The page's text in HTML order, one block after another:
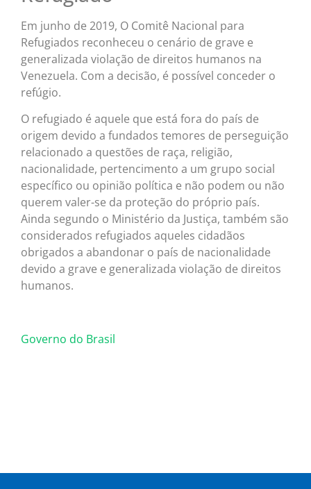
Em junho de 2019, O Comitê Nacional para
Refugiados reconheceu o cenário de grave e
generalizada violação de direitos humanos na
Venezuela. Com a decisão, é possível conceder o
refúgio.
O refugiado é aquele que está fora do país de
origem devido a fundados temores de perseguição
relacionado a questões de raça, religião,
nacionalidade, pertencimento a um grupo social
específico ou opinião política e não podem ou não
querem valer-se da proteção do próprio país.
Ainda segundo o Ministério da Justiça, também são
considerados refugiados aqueles cidadãos
obrigados a abandonar o país de nacionalidade
devido a grave e generalizada violação de direitos
humanos.
Governo do Brasil